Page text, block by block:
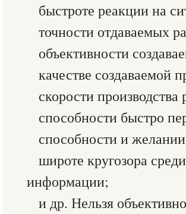
быстроте реакции на
точности отдаваемых
объективности
качестве создаваемой
скорости производства
способности быстро
способности и
широте кругозора
информации;
и др. Нельзя